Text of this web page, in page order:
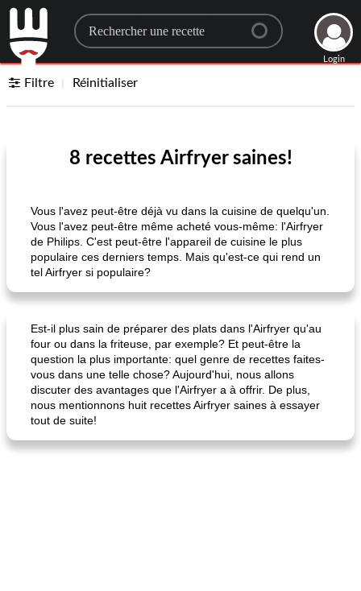
Search for a recipe
Login
Filtre Réinitialiser
8 recettes Airfryer saines!
Vous l'avez peut-être déjà vu dans la cuisine de quelqu'un.
Vous l'avez peut-être même acheté vous-même: l'Airfryer
de Philips. C'est peut-être l'appareil de cuisine le plus
populaire ces derniers temps. Mais qu'est-ce qui rend un
tel Airfryer si populaire?
Est-il plus sain de préparer des plats dans l'Airfryer qu'au
four ou dans la friteuse, par exemple? Et peut-être la
question la plus importante: quel genre de recettes faites-
vous dans une telle chose? Aujourd'hui, nous allons
discuter des avantages que l'Airfryer a à offrir. De plus,
nous mentionnons huit recettes Airfryer saines à essayer
tout de suite!